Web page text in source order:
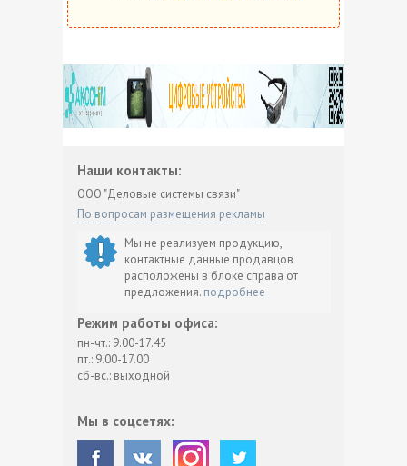
Наши контакты:
ООО "Деловые системы связи"
По вопросам размещения рекламы
Мы не реализуем продукцию,
контактные данные продавцов
расположены в блоке справа от
предложения. подробнее
Режим работы офиса:
пн-чт.: 9.00-17.45
пт.: 9.00-17.00
сб-вс.: выходной
Мы в соцсетях: